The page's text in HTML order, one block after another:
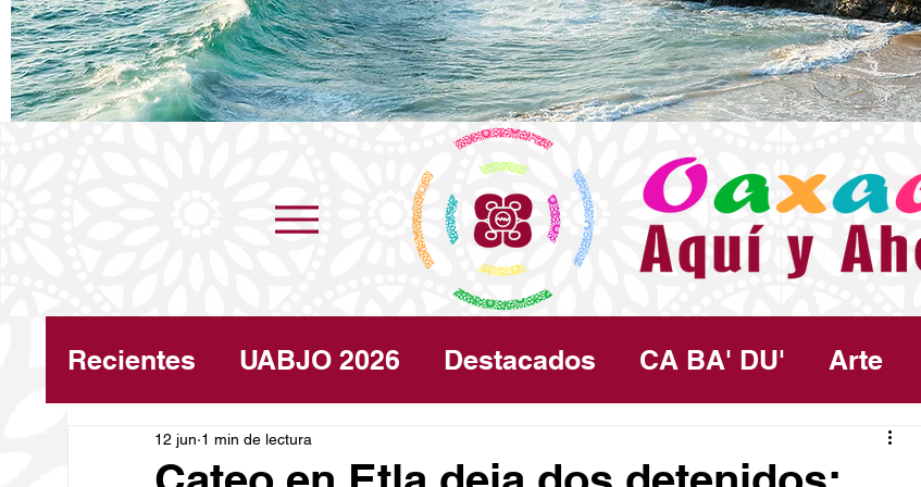
Recientes UABJO 2026 Destacados CA BA' DU' Arte
Congreso Turismo Salud
12 jun 1 min de lectura